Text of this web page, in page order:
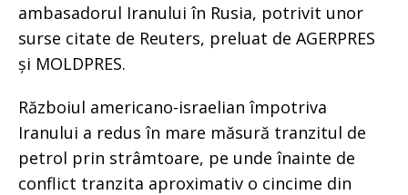
ambasadorul Iranului în Rusia, potrivit unor
surse citate de Reuters, preluat de AGERPRES
și MOLDPRES.
Războiul americano-israelian împotriva
Iranului a redus în mare măsură tranzitul de
petrol prin strâmtoare, pe unde înainte de
conflict tranzita aproximativ o cincime din